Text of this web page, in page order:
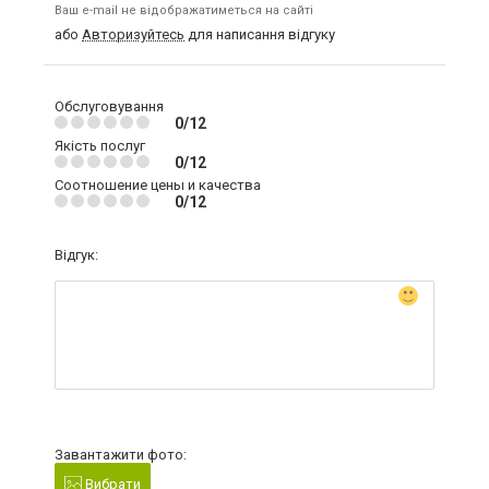
Ваш e-mail не відображатиметься на сайті
або Авторизуйтесь для написання відгуку
Обслуговування
0/12
Якість послуг
0/12
Соотношение цены и качества
0/12
Відгук:
Завантажити фото:
Вибрати